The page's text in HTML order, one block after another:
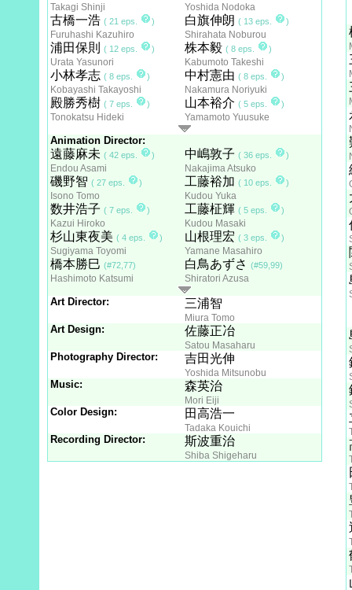
Takagi Shinji
古橋一浩 ( 21 eps. )
Furuhashi Kazuhiro
浦田保則 ( 12 eps. )
Urata Yasunori
小林孝志 ( 8 eps. )
Kobayashi Takayoshi
殿勝秀樹 ( 7 eps. )
Tonokatsu Hideki
Yoshida Nodoka
白旗伸朗 ( 13 eps. )
Shirahata Noburou
株本毅 ( 8 eps. )
Kabumoto Takeshi
中村憲由 ( 8 eps. )
Nakamura Noriyuki
山本裕介 ( 5 eps. )
Yamamoto Yuusuke
Animation Director:
遠藤麻未 ( 42 eps. )
Endou Asami
磯野智 ( 27 eps. )
Isono Tomo
数井浩子 ( 7 eps. )
Kazui Hiroko
杉山東夜美 ( 4 eps. )
Sugiyama Toyomi
橋本勝巳 (#72,77)
Hashimoto Katsumi
中嶋敦子 ( 36 eps. )
Nakajima Atsuko
工藤裕加 ( 10 eps. )
Kudou Yuka
工藤柾輝 ( 5 eps. )
Kudou Masaki
山根理宏 ( 3 eps. )
Yamane Masahiro
白鳥あずさ (#59,99)
Shiratori Azusa
Art Director: 三浦智
Miura Tomo
Art Design: 佐藤正冶
Satou Masaharu
Photography Director: 吉田光伸
Yoshida Mitsunobu
Music: 森英治
Mori Eiji
Color Design: 田高浩一
Tadaka Kouichi
Recording Director: 斯波重治
Shiba Shigeharu